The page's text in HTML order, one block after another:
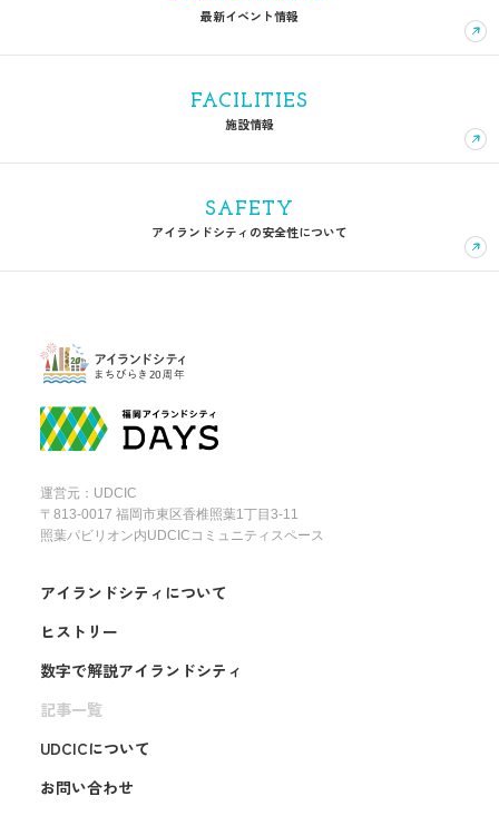
最新イベント情報
FACILITIES
施設情報
SAFETY
アイランドシティの安全性について
運営元：UDCIC
〒813-0017 福岡市東区香椎照葉1丁目3-11
照葉パビリオン内UDCICコミュニティスペース
アイランドシティについて
ヒストリー
数字で解説アイランドシティ
記事一覧
UDCICについて
お問い合わせ